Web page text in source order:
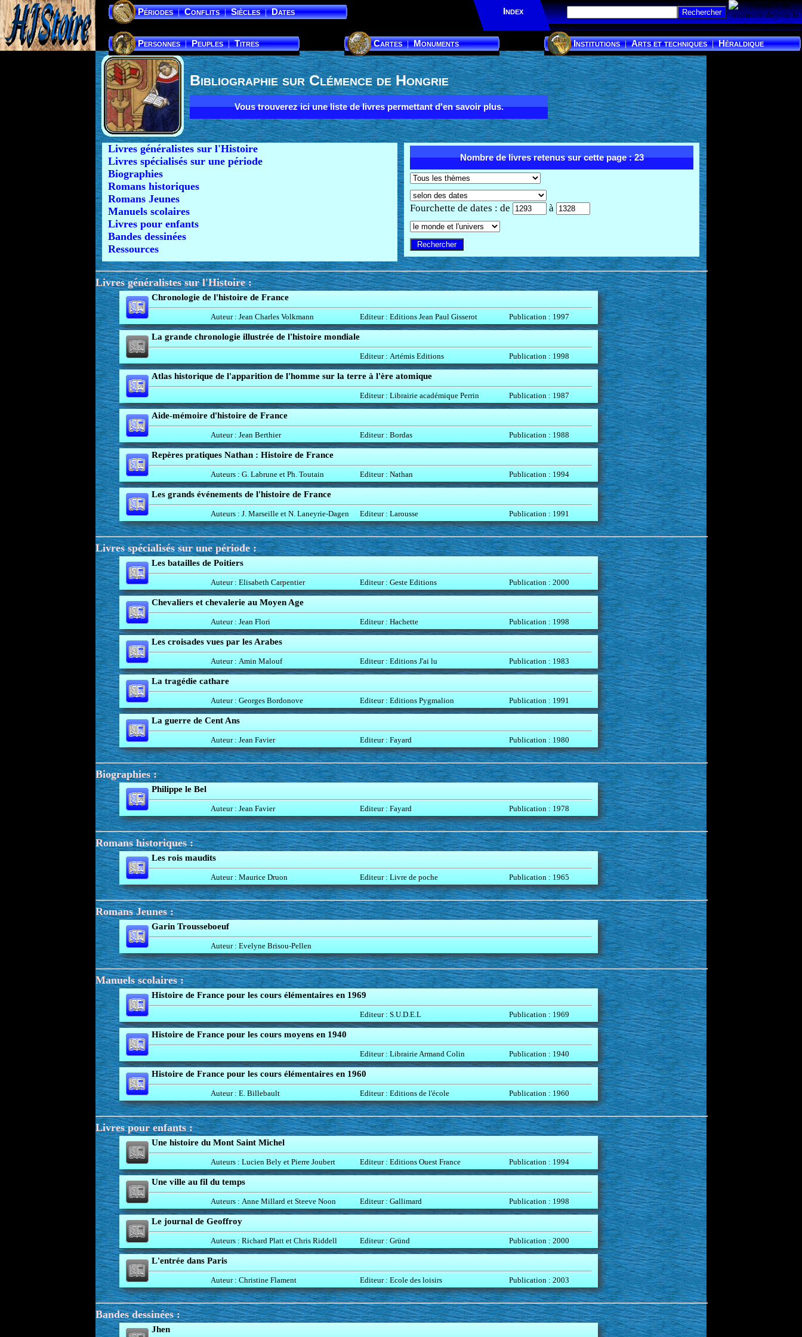
Périodes | Conflits | Siècles | Dates Index
Personnes | Peuples | Titres Cartes | Monuments Institutions | Arts et techniques | Héraldique
Bibliographie sur Clémence de Hongrie
Vous trouverez ici une liste de livres permettant d'en savoir plus.
Livres généralistes sur l'Histoire
Livres spécialisés sur une période
Biographies
Romans historiques
Romans Jeunes
Manuels scolaires
Livres pour enfants
Bandes dessinées
Ressources
Nombre de livres retenus sur cette page : 23
Fourchette de dates : de à
Livres généralistes sur l'Histoire :
Chronologie de l'histoire de France
Auteur : Jean Charles Volkmann Editeur : Editions Jean Paul Gisserot Publication : 1997
La grande chronologie illustrée de l'histoire mondiale
Editeur : Artémis Editions Publication : 1998
Atlas historique de l'apparition de l'homme sur la terre à l'ère atomique
Editeur : Librairie académique Perrin Publication : 1987
Aide-mémoire d'histoire de France
Auteur : Jean Berthier Editeur : Bordas Publication : 1988
Repères pratiques Nathan : Histoire de France
Auteurs : G. Labrune et Ph. Toutain Editeur : Nathan Publication : 1994
Les grands événements de l'histoire de France
Auteurs : J. Marseille et N. Laneyrie-Dagen Editeur : Larousse Publication : 1991
Livres spécialisés sur une période :
Les batailles de Poitiers
Auteur : Elisabeth Carpentier Editeur : Geste Editions Publication : 2000
Chevaliers et chevalerie au Moyen Age
Auteur : Jean Flori Editeur : Hachette Publication : 1998
Les croisades vues par les Arabes
Auteur : Amin Malouf Editeur : Editions J'ai lu Publication : 1983
La tragédie cathare
Auteur : Georges Bordonove Editeur : Editions Pygmalion Publication : 1991
La guerre de Cent Ans
Auteur : Jean Favier Editeur : Fayard Publication : 1980
Biographies :
Philippe le Bel
Auteur : Jean Favier Editeur : Fayard Publication : 1978
Romans historiques :
Les rois maudits
Auteur : Maurice Druon Editeur : Livre de poche Publication : 1965
Romans Jeunes :
Garin Trousseboeuf
Auteur : Evelyne Brisou-Pellen
Manuels scolaires :
Histoire de France pour les cours élémentaires en 1969
Editeur : S.U.D.E.L Publication : 1969
Histoire de France pour les cours moyens en 1940
Editeur : Librairie Armand Colin Publication : 1940
Histoire de France pour les cours élémentaires en 1960
Auteur : E. Billebault Editeur : Editions de l'école Publication : 1960
Livres pour enfants :
Une histoire du Mont Saint Michel
Auteurs : Lucien Bely et Pierre Joubert Editeur : Editions Ouest France Publication : 1994
Une ville au fil du temps
Auteurs : Anne Millard et Steeve Noon Editeur : Gallimard Publication : 1998
Le journal de Geoffroy
Auteurs : Richard Platt et Chris Riddell Editeur : Gründ Publication : 2000
L'entrée dans Paris
Auteur : Christine Flament Editeur : Ecole des loisirs Publication : 2003
Bandes dessinées :
Jhen